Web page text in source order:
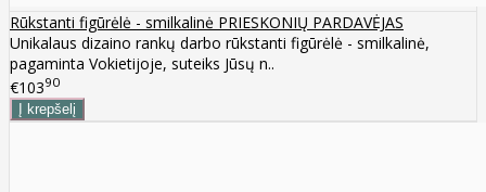
Rūkstanti figūrėlė - smilkalinė PRIESKONIŲ PARDAVĖJAS
Unikalaus dizaino rankų darbo rūkstanti figūrėlė - smilkalinė,
pagaminta Vokietijoje, suteiks Jūsų n..
€10390